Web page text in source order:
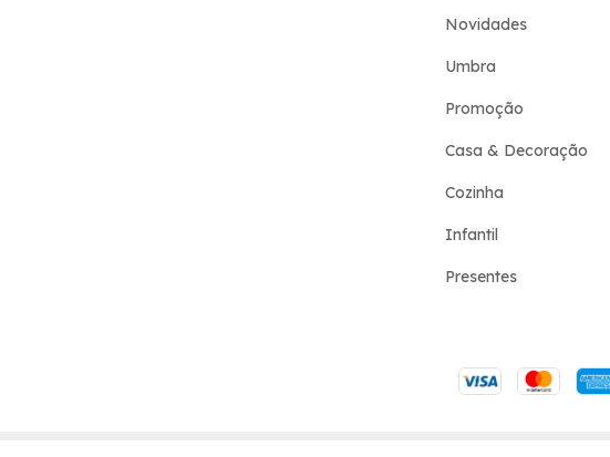
Novidades
Umbra
Promoção
Casa & Decoração
Cozinha
Infantil
Presentes